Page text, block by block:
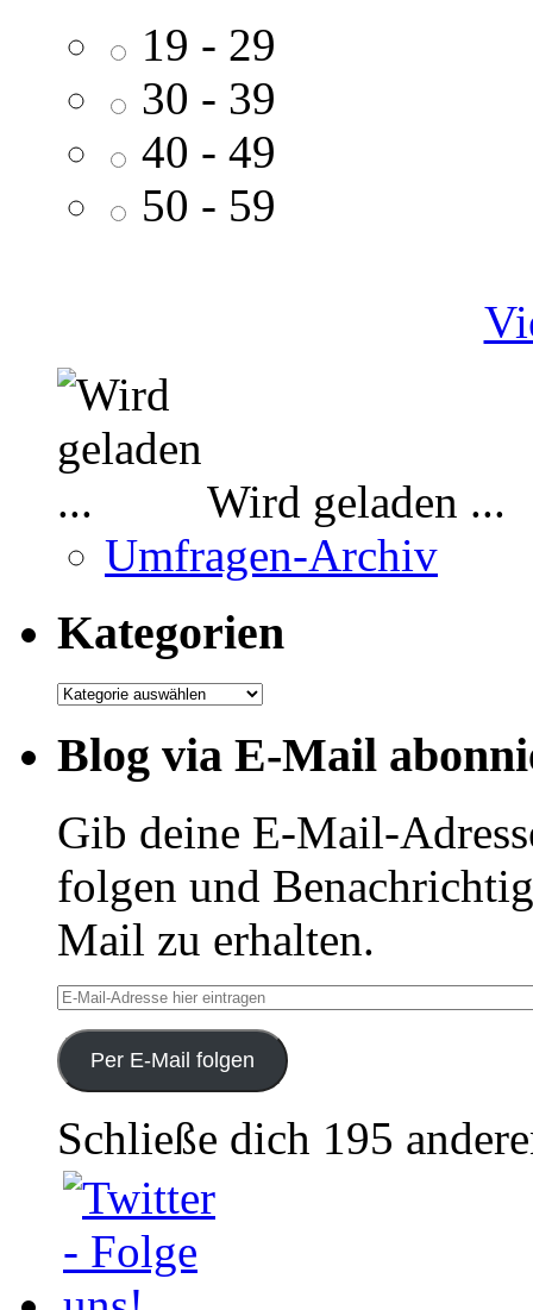
19 - 29
30 - 39
40 - 49
50 - 59
Wird geladen ...
Umfragen-Archiv
Kategorien
Kategorien
Blog via E-Mail
Gib deine E-Mail-
folgen und
Mail zu erhalten.
E-
Mail-
Adresse
hier
eintragen
Per E-Mail folgen
Schließe dich 195